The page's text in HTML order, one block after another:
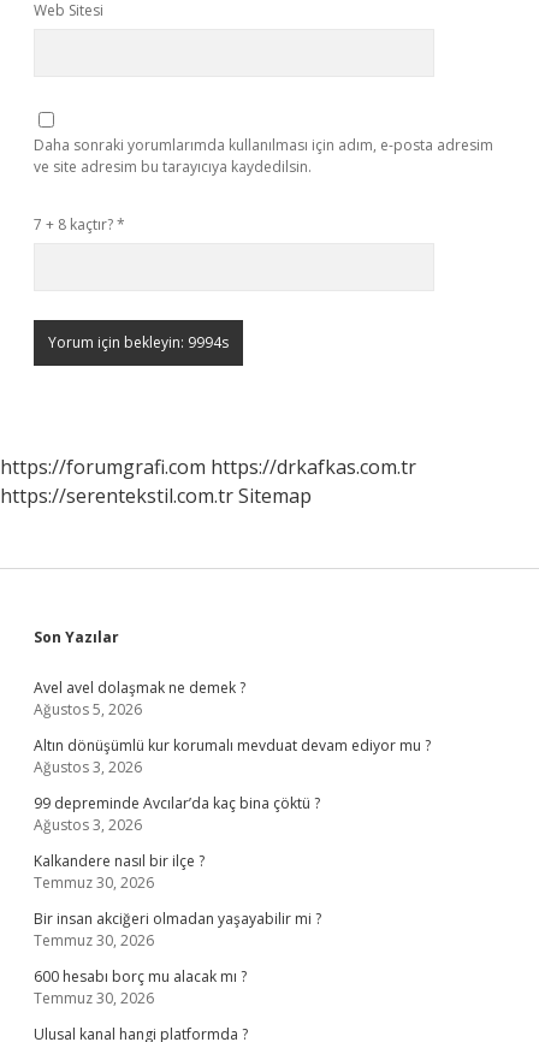
Web Sitesi
Daha sonraki yorumlarımda kullanılması için adım, e-posta adresim
ve site adresim bu tarayıcıya kaydedilsin.
7 + 8 kaçtır?*
https://forumgrafi.com https://drkafkas.com.tr
https://serentekstil.com.trSitemap
Sidebar
Son Yazılar
Avel avel dolaşmak ne demek ?
Ağustos 5, 2026
Altın dönüşümlü kur korumalı mevduat devam ediyor mu ?
Ağustos 3, 2026
99 depreminde Avcılar’da kaç bina çöktü ?
Ağustos 3, 2026
Kalkandere nasıl bir ilçe ?
Temmuz 30, 2026
Bir insan akciğeri olmadan yaşayabilir mi ?
Temmuz 30, 2026
600 hesabı borç mu alacak mı ?
Temmuz 30, 2026
Ulusal kanal hangi platformda ?